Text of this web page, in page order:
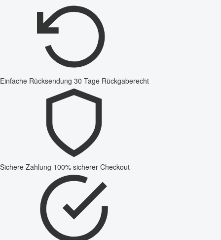
Einfache Rücksendung 30 Tage Rückgaberecht
Sichere Zahlung 100% sicherer Checkout